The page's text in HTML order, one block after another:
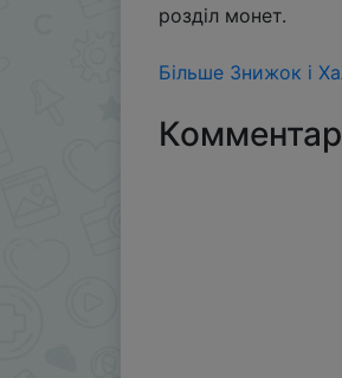
розділ монет.
Більше Знижок і